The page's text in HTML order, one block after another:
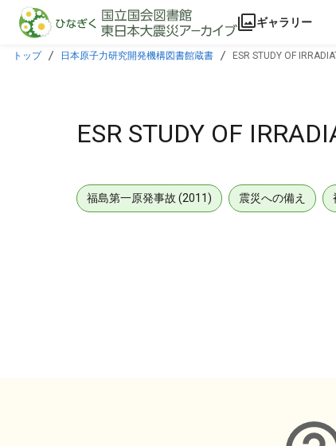
本文に飛ぶ
ギャラリー
トップ 日本原子力研究開発機構図書館蔵書 ESR STUDY OF
ESR STUDY OF
福島第一原発事故 (2011) 震災への備え